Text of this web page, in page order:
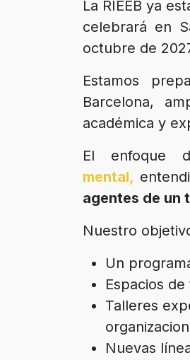
La RIEEB ya
celebrará en
octubre de
Estamos
Barcelona,
académica y
El enfoque
mental,
agentes de un
Nuestro
Un
Espacios
Talleres
Nuevas